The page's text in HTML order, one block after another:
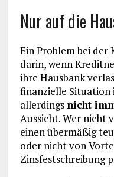
Nur auf die
Ein Problem bei
darin, wenn
ihre Hausbank
finanzielle
allerdings nicht
Aussicht. Wer nicht
einen übermäßig
oder nicht von
Zinsfestschreibung